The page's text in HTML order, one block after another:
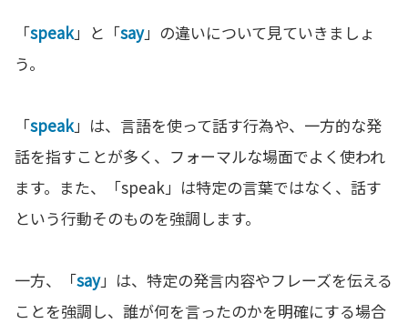
「speak」と「say」の違いについて見ていきましょ
う。
「speak」は、言語を使って話す行為や、一方的な発
話を指すことが多く、フォーマルな場面でよく使われ
ます。また、「speak」は特定の言葉ではなく、話す
という行動そのものを強調します。
一方、「say」は、特定の発言内容やフレーズを伝える
ことを強調し、誰が何を言ったのかを明確にする場合